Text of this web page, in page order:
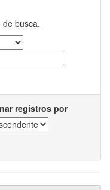
busca.
registros por